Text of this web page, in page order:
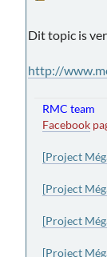
Dit topic is
http://
RMC team
Facebook
[Project
[Project
[Project
[Project